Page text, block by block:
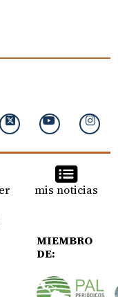
mis noticias
MIEMBRO
DE: